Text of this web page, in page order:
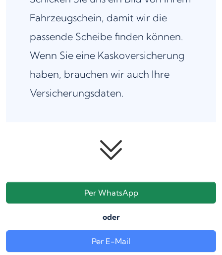
Fahrzeugschein, damit wir die
passende Scheibe finden können.
Wenn Sie eine Kaskoversicherung
haben, brauchen wir auch Ihre
Versicherungsdaten.
Per WhatsApp
oder
Per E-Mail